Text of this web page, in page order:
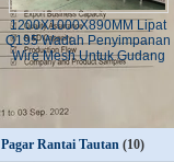
1200X1000X890MM Lipat
Q195 Wadah Penyimpanan
Wire Mesh Untuk Gudang
Pagar Rantai Tautan (10)